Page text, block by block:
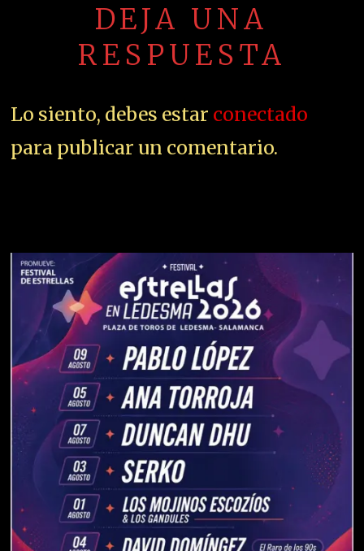
DEJA UNA
RESPUESTA
Lo siento, debes estar conectado
para publicar un comentario.